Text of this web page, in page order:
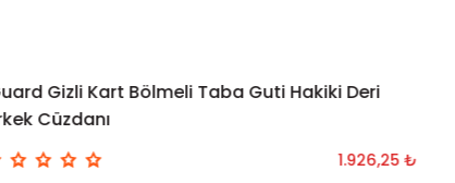
SEPETE EKLE
Gizli Kart Bölmeli Taba Guti Hakiki Deri
Cüzdanı
1.926,25 ₺